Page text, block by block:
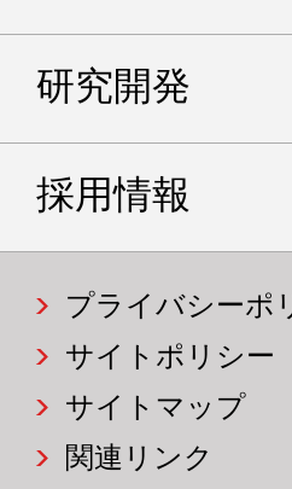
研究開発
採用情報
プライバシーポ
サイトポリシー
サイトマップ
関連リンク